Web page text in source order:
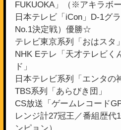
FUKUOKA」（※アキラボー
日本テレビ「iCon」D-1グ
No.1決定戦）優勝☆
テレビ東京系列「おはスタ」
NHK Eテレ「天才テレビく
ド」
日本テレビ系列「エンタの
TBS系列「あらびき団」
CS放送「ゲームレコード
レンジ計27冠王／番組歴代